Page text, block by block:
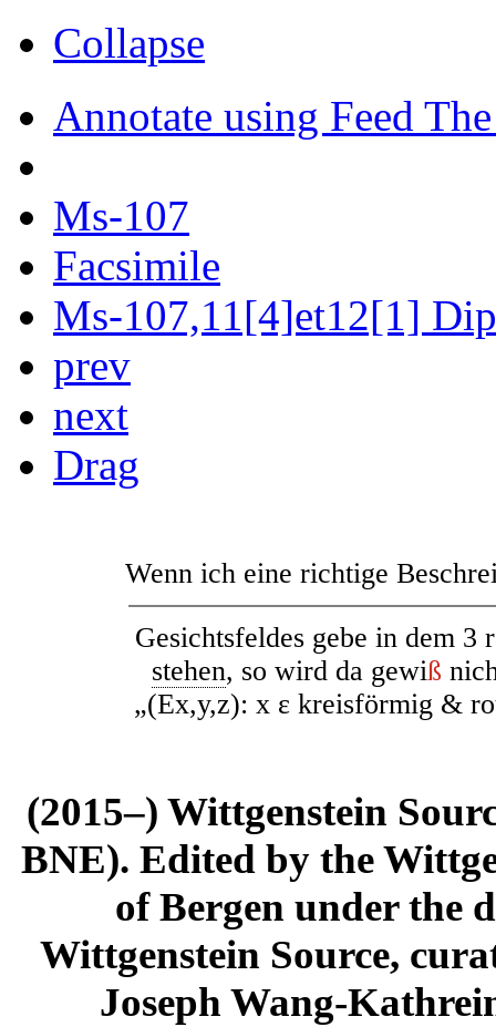
Collapse
Annotate using Feed
Ms-107
Facsimile
Ms-107,11[4]et12[1]
prev
next
Drag
Wenn ich eine richtige
Gesichtsfeldes gebe in dem 3
stehen, so wird da gewiß
„(Еx,y,z): x ε kreisförmig &
(2015–) Wittgenstein
BNE). Edited by the
of Bergen under the
Wittgenstein Source,
Joseph Wang-